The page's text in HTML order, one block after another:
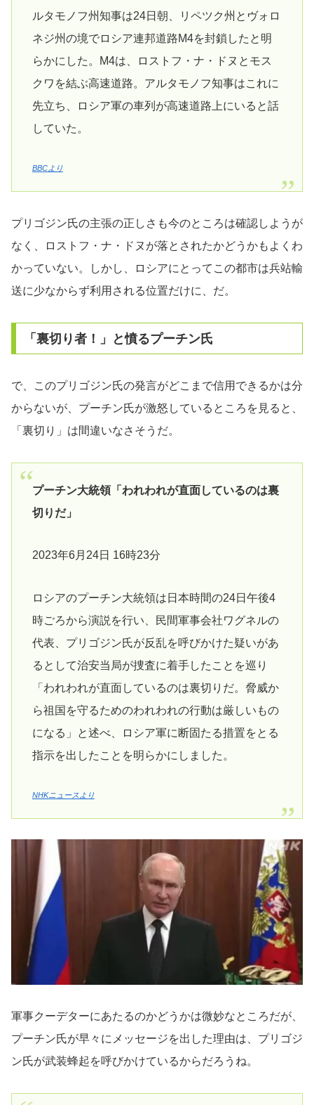
ルタモノフ州知事は24日朝、リペツク州とヴォロ
ネジ州の境でロシア連邦道路M4を封鎖したと明
らかにした。M4は、ロストフ・ナ・ドヌとモス
クワを結ぶ高速道路。アルタモノフ知事はこれに
先立ち、ロシア軍の車列が高速道路上にいると話
していた。
BBCより
プリゴジン氏の主張の正しさも今のところは確認しようが
なく、ロストフ・ナ・ドヌが落とされたかどうかもよくわ
かっていない。しかし、ロシアにとってこの都市は兵站輸
送に少なからず利用される位置だけに、だ。
「裏切り者！」と憤るプーチン氏
で、このプリゴジン氏の発言がどこまで信用できるかは分
からないが、プーチン氏が激怒しているところを見ると、
「裏切り」は間違いなさそうだ。
プーチン大統領「われわれが直面しているのは裏
切りだ」
2023年6月24日 16時23分
ロシアのプーチン大統領は日本時間の24日午後4
時ごろから演説を行い、民間軍事会社ワグネルの
代表、プリゴジン氏が反乱を呼びかけた疑いがあ
るとして治安当局が捜査に着手したことを巡り
「われわれが直面しているのは裏切りだ。脅威か
ら祖国を守るためのわれわれの行動は厳しいもの
になる」と述べ、ロシア軍に断固たる措置をとる
指示を出したことを明らかにしました。
NHKニュースより
軍事クーデターにあたるのかどうかは微妙なところだが、
プーチン氏が早々にメッセージを出した理由は、プリゴジ
ン氏が武装蜂起を呼びかけているからだろうね。